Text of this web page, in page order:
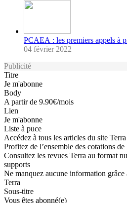
PCAEA : les premiers appels à
04 février 2022
Publicité
Titre
Je m'abonne
Body
A partir de 9.90€/mois
Lien
Je m'abonne
Liste à puce
Accédez à tous les articles du site Terra
Profitez de l’ensemble des cotations
Consultez les revues Terra au format
supports
Ne manquez aucune information
Terra
Sous-titre
Vous êtes abonné(e)